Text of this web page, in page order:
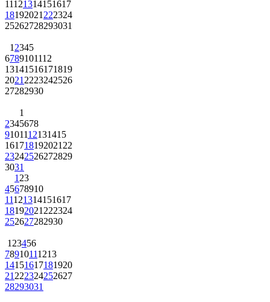
11121314151617
18192021 222324
25262728293031
1 2345
6789101112
13141516171819
2021 2223242526
27282930
1
2345678
9101112131415
161718192021 22
23242526272829
3031
1 23
45678910
11121314151617
18192021 222324
252627282930
1 23456
78910111213
14151617181920
21 222324252627
28293031